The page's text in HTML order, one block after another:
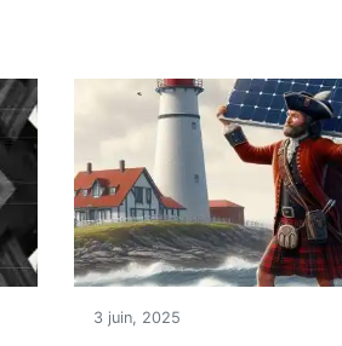
3 juin, 2025